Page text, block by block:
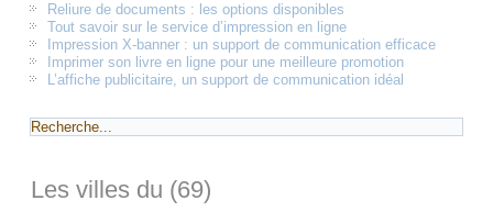
Reliure de documents : les options disponibles
Tout savoir sur le service d’impression en ligne
Impression X-banner : un support de communication efficace
Imprimer son livre en ligne pour une meilleure promotion
L’affiche publicitaire, un support de communication idéal
Les villes du (69)